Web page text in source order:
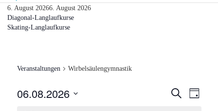
6. August 20266. August 2026
Diagonal-Langlaufkurse
Skating-Langlaufkurse
Veranstaltungen Wirbelsäulengymnastik
Suche
Tag
06.08.2026